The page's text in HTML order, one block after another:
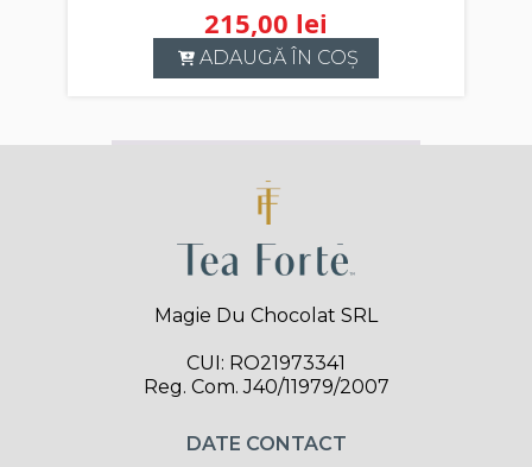
215,00 lei
ADAUGĂ ÎN COȘ
Magie Du Chocolat SRL
CUI: RO21973341
Reg. Com. J40/11979/2007
DATE CONTACT